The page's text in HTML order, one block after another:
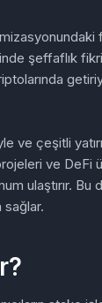
şeffaflık
ve çeşitli
ve DeFi
ulaştırır.
sağlar.